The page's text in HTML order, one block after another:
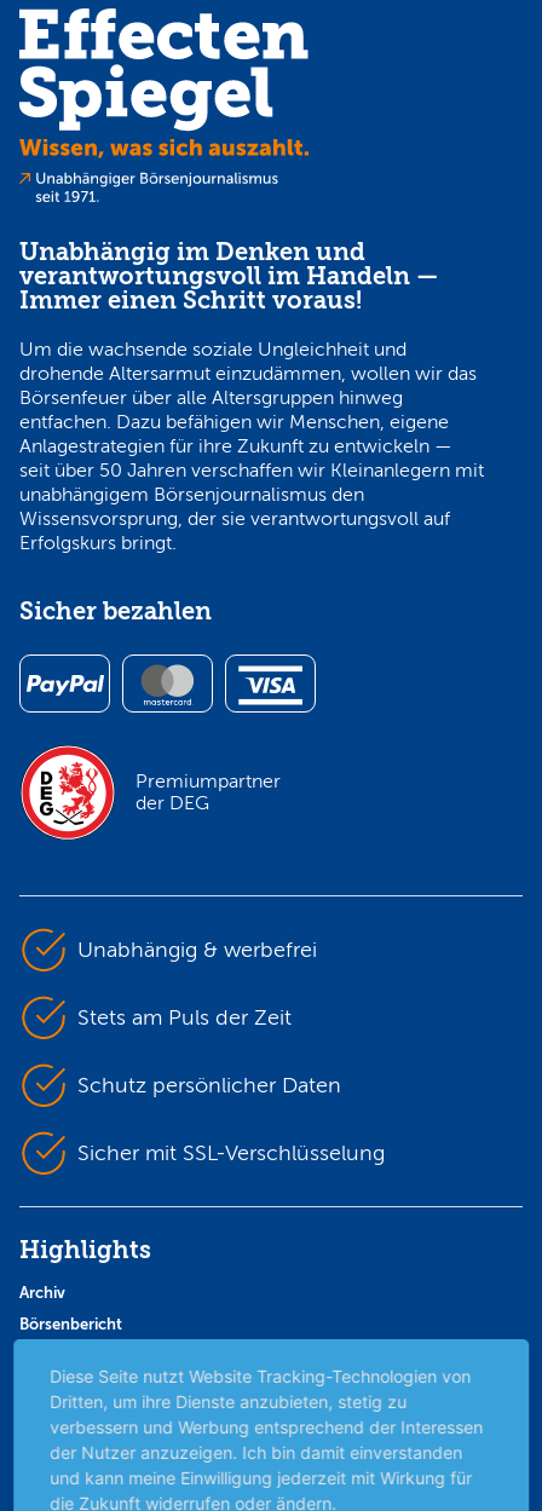
Unabhängig im Denken und
verantwortungsvoll im Handeln —
Immer einen Schritt voraus!
Um die wachsende soziale Ungleichheit und
drohende Altersarmut einzudämmen, wollen wir das
Börsenfeuer über alle Altersgruppen hinweg
entfachen. Dazu befähigen wir Menschen, eigene
Anlagestrategien für ihre Zukunft zu entwickeln —
seit über 50 Jahren verschaffen wir Kleinanlegern mit
unabhängigem Börsenjournalismus den
Wissensvorsprung, der sie verantwortungsvoll auf
Erfolgskurs bringt.
Sicher bezahlen
Premiumpartner
der DEG
Unabhängig & werbefrei
Stets am Puls der Zeit
Schutz persönlicher Daten
Sicher mit SSL-Verschlüsselung
Highlights
Archiv
Börsenbericht
Börsengespräche
Börsennews
Favoriten
Finanzpodcast
Diese Seite nutzt Website Tracking-Technologien von
Dritten, um ihre Dienste anzubieten, stetig zu
verbessern und Werbung entsprechend der Interessen
der Nutzer anzuzeigen. Ich bin damit einverstanden
und kann meine Einwilligung jederzeit mit Wirkung für
die Zukunft widerrufen oder ändern.